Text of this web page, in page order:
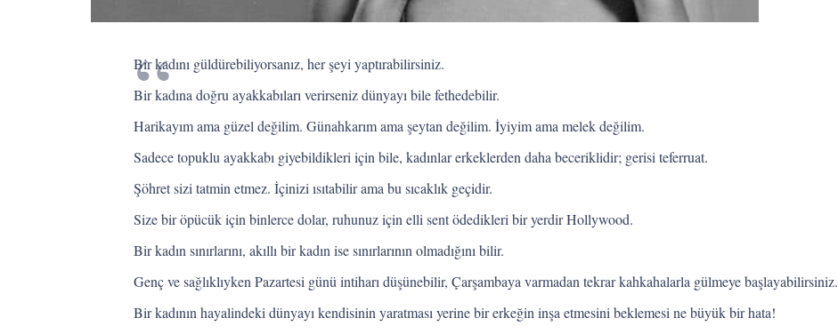
Bir kadını güldürebiliyorsanız, her şeyi yaptırabilirsiniz.
Bir kadına doğru ayakkabıları verirseniz dünyayı bile fethedebilir.
Harikayım ama güzel değilim. Günahkarım ama şeytan değilim. İyiyim ama melek değilim.
Sadece topuklu ayakkabı giyebildikleri için bile, kadınlar erkeklerden daha beceriklidir; gerisi teferruat.
Şöhret sizi tatmin etmez. İçinizi ısıtabilir ama bu sıcaklık geçidir.
Size bir öpücük için binlerce dolar, ruhunuz için elli sent ödedikleri bir yerdir Hollywood.
Bir kadın sınırlarını, akıllı bir kadın ise sınırlarının olmadığını bilir.
Genç ve sağlıklıyken Pazartesi günü intiharı düşünebilir, Çarşambaya varmadan tekrar kahkahalarla gülmeye başlayabilirsiniz.
Bir kadının hayalindeki dünyayı kendisinin yaratması yerine bir erkeğin inşa etmesini beklemesi ne büyük bir hata!